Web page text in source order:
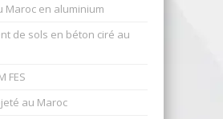
Maroc en aluminium
de sols en béton ciré au
FES
au Maroc